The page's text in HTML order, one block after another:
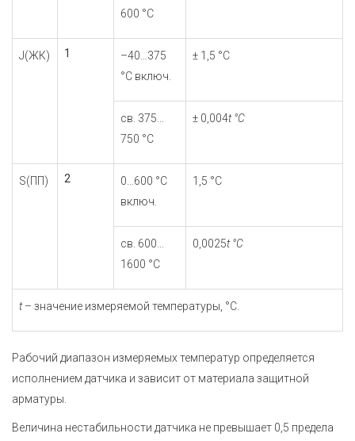
600 °С
J(ЖК) 1
–40…375
°С включ.
± 1,5 °С
св. 375…
750 °С
± 0,004t °С
S(ПП) 2
0…600 °С
включ.
1,5 °С
св. 600…
1600 °С
0,0025t °С
t– значение измеряемой температуры, °С.
Рабочий диапазон измеряемых температур определяется
исполнением датчика и зависит от материала защитной
арматуры.
Величина нестабильности датчика не превышает 0,5 предела